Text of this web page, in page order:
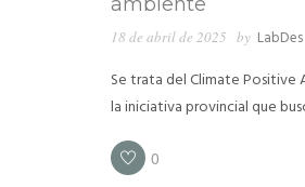
18 de abril de 2025 by LabDes
Se trata del Climate Positive
la iniciativa provincial que
0